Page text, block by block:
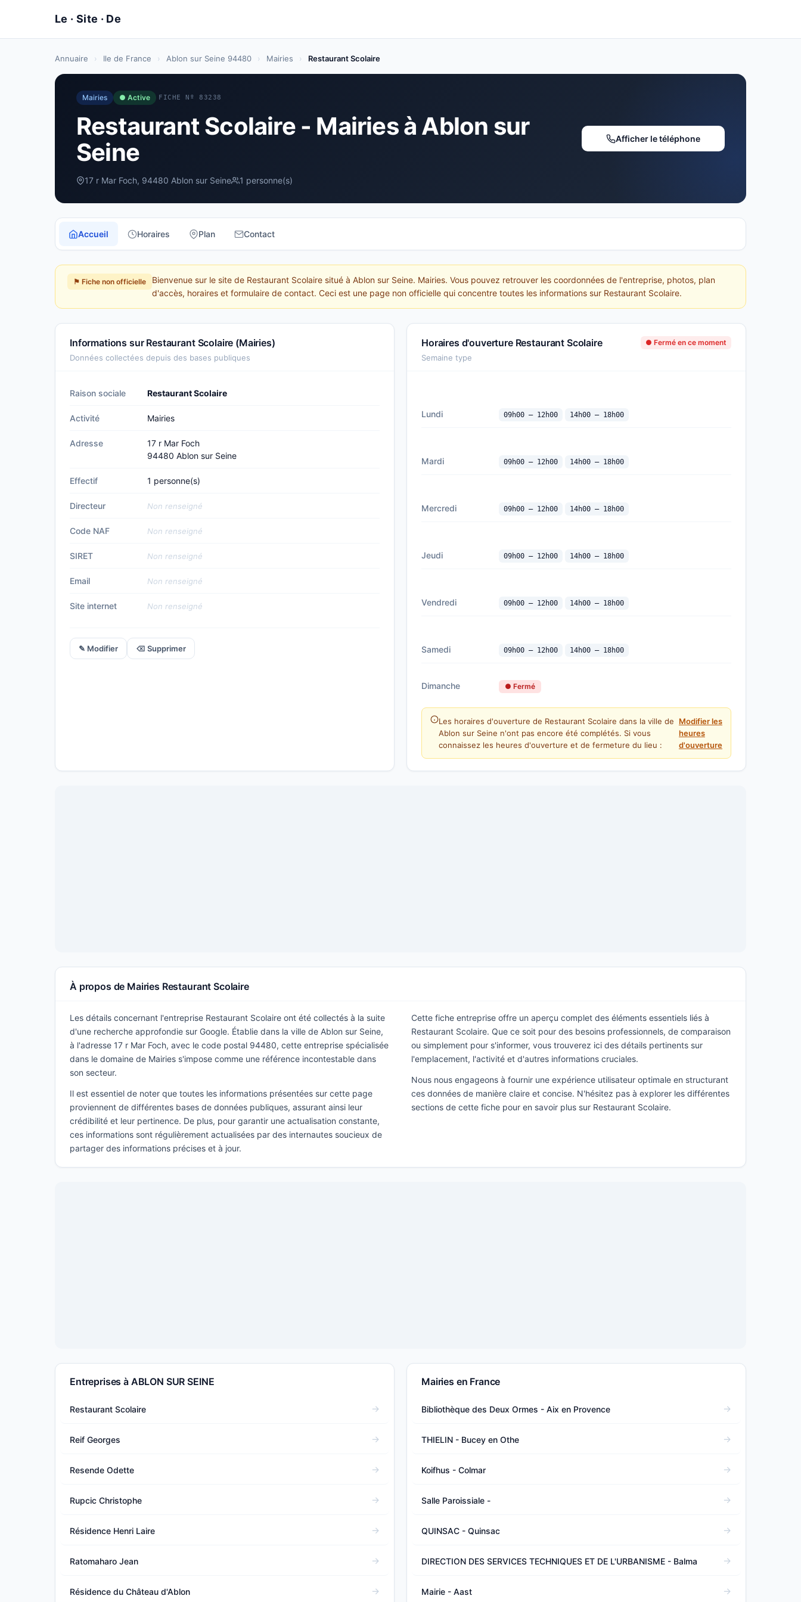
Annuaire › Ile de France › Ablon sur Seine 94480 › Mairies › Restaurant Scolaire
Mairies ● Active FICHE Nº 83238
Restaurant Scolaire - Mairies à Ablon sur
Seine
17 r Mar Foch, 94480 Ablon sur Seine 1 personne(s)
Afficher le téléphone
Accueil Horaires Plan Contact
⚑ Fiche non officielle
Bienvenue sur le site de Restaurant Scolaire situé à Ablon sur Seine. Mairies. Vous pouvez retrouver les coordonnées de l'entreprise, photos, plan
d'accès, horaires et formulaire de contact. Ceci est une page non officielle qui concentre toutes les informations sur Restaurant Scolaire.
Informations sur Restaurant Scolaire (Mairies)
Données collectées depuis des bases publiques
Raison sociale Restaurant Scolaire
Activité Mairies
Adresse
17 r Mar Foch
94480 Ablon sur Seine
Effectif 1 personne(s)
Directeur Non renseigné
Code NAF Non renseigné
SIRET Non renseigné
Email Non renseigné
Site internet Non renseigné
✎ Modifier ⌫ Supprimer
Horaires d'ouverture Restaurant Scolaire ● Fermé en ce moment
Semaine type
Lundi 09h00 — 12h00 14h00 — 18h00
Mardi 09h00 — 12h00 14h00 — 18h00
Mercredi 09h00 — 12h00 14h00 — 18h00
Jeudi 09h00 — 12h00 14h00 — 18h00
Vendredi 09h00 — 12h00 14h00 — 18h00
Samedi 09h00 — 12h00 14h00 — 18h00
Dimanche ● Fermé
Les horaires d'ouverture de Restaurant Scolaire dans la ville de
Ablon sur Seine n'ont pas encore été complétés. Si vous
connaissez les heures d'ouverture et de fermeture du lieu :
Modifier les
heures
d'ouverture
À propos de Mairies Restaurant Scolaire
Les détails concernant l'entreprise Restaurant Scolaire ont été collectés à la suite
d'une recherche approfondie sur Google. Établie dans la ville de Ablon sur Seine,
à l'adresse 17 r Mar Foch, avec le code postal 94480, cette entreprise spécialisée
dans le domaine de Mairies s'impose comme une référence incontestable dans
son secteur.
Il est essentiel de noter que toutes les informations présentées sur cette page
proviennent de différentes bases de données publiques, assurant ainsi leur
crédibilité et leur pertinence. De plus, pour garantir une actualisation constante,
ces informations sont régulièrement actualisées par des internautes soucieux de
partager des informations précises et à jour.
Cette fiche entreprise offre un aperçu complet des éléments essentiels liés à
Restaurant Scolaire. Que ce soit pour des besoins professionnels, de comparaison
ou simplement pour s'informer, vous trouverez ici des détails pertinents sur
l'emplacement, l'activité et d'autres informations cruciales.
Nous nous engageons à fournir une expérience utilisateur optimale en structurant
ces données de manière claire et concise. N'hésitez pas à explorer les différentes
sections de cette fiche pour en savoir plus sur Restaurant Scolaire.
Entreprises à ABLON SUR SEINE
Restaurant Scolaire
Reif Georges
Resende Odette
Rupcic Christophe
Résidence Henri Laire
Ratomaharo Jean
Résidence du Château d'Ablon
Mairies en France
Bibliothèque des Deux Ormes - Aix en Provence
THIELIN - Bucey en Othe
Koifhus - Colmar
Salle Paroissiale -
QUINSAC - Quinsac
DIRECTION DES SERVICES TECHNIQUES ET DE L'URBANISME - Balma
Mairie - Aast